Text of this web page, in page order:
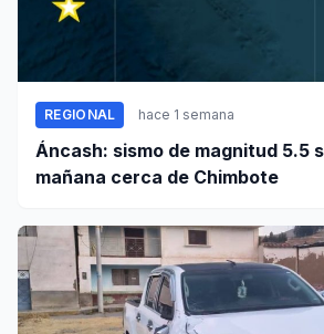
REGIONAL hace 1 semana
Áncash: sismo de magnitud 5.5
mañana cerca de Chimbote